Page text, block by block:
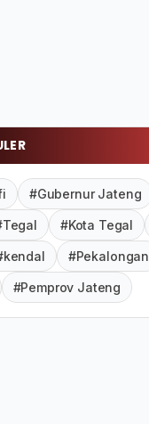
#Gubernur Jateng
#Kota Tegal
#Pekalongan
#Pemprov Jateng